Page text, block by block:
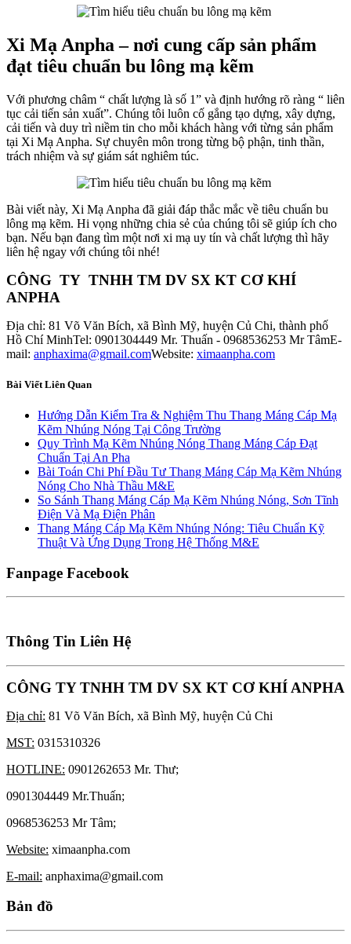
Xi Mạ Anpha – nơi cung cấp sản phẩm
đạt tiêu chuẩn bu lông mạ kẽm
Với phương châm “ chất lượng là số 1” và định hướng rõ ràng “ liên
tục cải tiến sản xuất”. Chúng tôi luôn cố gắng tạo dựng, xây dựng,
cải tiến và duy trì niềm tin cho mỗi khách hàng với từng sản phẩm
tại Xi Mạ Anpha. Sự chuyên môn trong từng bộ phận, tinh thần,
trách nhiệm và sự giám sát nghiêm túc.
Bài viết này, Xi Mạ Anpha đã giải đáp thắc mắc về tiêu chuẩn bu
lông mạ kẽm. Hi vọng những chia sẻ của chúng tôi sẽ giúp ích cho
bạn. Nếu bạn đang tìm một nơi xi mạ uy tín và chất lượng thì hãy
liên hệ ngay với chúng tôi nhé!
CÔNG TY TNHH TM DV SX KT CƠ KHÍ
ANPHA
Địa chỉ: 81 Võ Văn Bích, xã Bình Mỹ, huyện Củ Chi, thành phố
Hồ Chí MinhTel: 0901304449 Mr. Thuấn - 0968536253 Mr TâmE-
mail: anphaxima@gmail.comWebsite: ximaanpha.com
Bài Viết Liên Quan
Hướng Dẫn Kiểm Tra & Nghiệm Thu Thang Máng Cáp Mạ
Kẽm Nhúng Nóng Tại Công Trường
Quy Trình Mạ Kẽm Nhúng Nóng Thang Máng Cáp Đạt
Chuẩn Tại An Pha
Bài Toán Chi Phí Đầu Tư Thang Máng Cáp Mạ Kẽm Nhúng
Nóng Cho Nhà Thầu M&E
So Sánh Thang Máng Cáp Mạ Kẽm Nhúng Nóng, Sơn Tĩnh
Điện Và Mạ Điện Phân
Thang Máng Cáp Mạ Kẽm Nhúng Nóng: Tiêu Chuẩn Kỹ
Thuật Và Ứng Dụng Trong Hệ Thống M&E
Fanpage Facebook
Thông Tin Liên Hệ
CÔNG TY TNHH TM DV SX KT CƠ KHÍ ANPHA
Địa chỉ: 81 Võ Văn Bích, xã Bình Mỹ, huyện Củ Chi
MST: 0315310326
HOTLINE: 0901262653 Mr. Thư;
0901304449 Mr.Thuấn;
0968536253 Mr Tâm;
Website: ximaanpha.com
E-mail: anphaxima@gmail.com
Bản đồ